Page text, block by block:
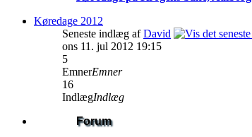
Køredage 2012
Seneste indlæg afDavid
ons 11. jul 2012 19:15
5
EmnerEmner
16
IndlægIndlæg
Forum